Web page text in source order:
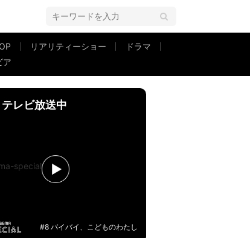
リアリティーショー
ドラマ
ア
過去「すごい役者だな」
テレビ放送中
#8 バイバイ、こどものわたし